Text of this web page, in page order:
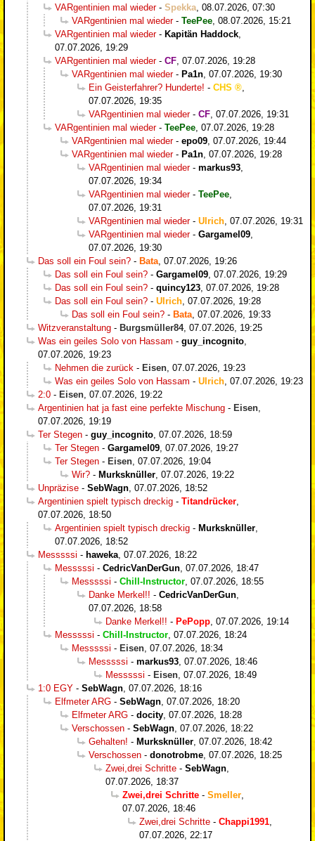
VARgentinien mal wieder- Spekka 08.07.2026, 07:30
VARgentinien mal wieder- TeePee 08.07.2026, 15:21
VARgentinien mal wieder- Kapitän Haddock
07.07.2026, 19:29
VARgentinien mal wieder- CF 07.07.2026, 19:28
VARgentinien mal wieder- Pa1n 07.07.2026, 19:30
Ein Geisterfahrer? Hunderte! - CHS
07.07.2026, 19:35
VARgentinien mal wieder- CF 07.07.2026, 19:31
VARgentinien mal wieder- TeePee 07.07.2026, 19:28
VARgentinien mal wieder- epo09 07.07.2026, 19:44
VARgentinien mal wieder- Pa1n 07.07.2026, 19:28
VARgentinien mal wieder- markus93
07.07.2026, 19:34
VARgentinien mal wieder- TeePee
07.07.2026, 19:31
VARgentinien mal wieder- Ulrich 07.07.2026, 19:31
VARgentinien mal wieder- Gargamel09
07.07.2026, 19:30
Das soll ein Foul sein? - Bata 07.07.2026, 19:26
Das soll ein Foul sein? - Gargamel09 07.07.2026, 19:29
Das soll ein Foul sein? - quincy123 07.07.2026, 19:28
Das soll ein Foul sein? - Ulrich 07.07.2026, 19:28
Das soll ein Foul sein? - Bata 07.07.2026, 19:33
Witzveranstaltung - Burgsmüller84, 07.07.2026, 19:25
Was ein geiles Solo von Hassam - guy_incognito
07.07.2026, 19:23
Nehmen die zurück - Eisen 07.07.2026, 19:23
Was ein geiles Solo von Hassam - Ulrich 07.07.2026, 19:23
2:0 - Eisen 07.07.2026, 19:22
Argentinien hat ja fast eine perfekte Mischung - Eisen
07.07.2026, 19:19
Ter Stegen - guy_incognito 07.07.2026, 18:59
Ter Stegen - Gargamel09 07.07.2026, 19:27
Ter Stegen - Eisen 07.07.2026, 19:04
Wir? - Murksknüller 07.07.2026, 19:22
Unpräzise - SebWagn 07.07.2026, 18:52
Argentinien spielt typisch dreckig - Titandrücker
07.07.2026, 18:50
Argentinien spielt typisch dreckig - Murksknüller
07.07.2026, 18:52
Messsssi - haweka 07.07.2026, 18:22
Messsssi - CedricVanDerGun 07.07.2026, 18:47
Messsssi - Chill-Instructor 07.07.2026, 18:55
Danke Merkel!! - CedricVanDerGun
07.07.2026, 18:58
Danke Merkel!! - PePopp 07.07.2026, 19:14
Messsssi - Chill-Instructor 07.07.2026, 18:24
Messsssi - Eisen 07.07.2026, 18:34
Messsssi - markus93 07.07.2026, 18:46
Messsssi - Eisen 07.07.2026, 18:49
1:0 EGY - SebWagn 07.07.2026, 18:16
Elfmeter ARG - SebWagn 07.07.2026, 18:20
Elfmeter ARG - docity 07.07.2026, 18:28
Verschossen - SebWagn 07.07.2026, 18:22
Gehalten! - Murksknüller 07.07.2026, 18:42
Verschossen - donotrobme 07.07.2026, 18:25
Zwei,drei Schritte - SebWagn
07.07.2026, 18:37
Zwei,drei Schritte - Smeller
07.07.2026, 18:46
Zwei,drei Schritte - Chappi1991
07.07.2026, 22:17